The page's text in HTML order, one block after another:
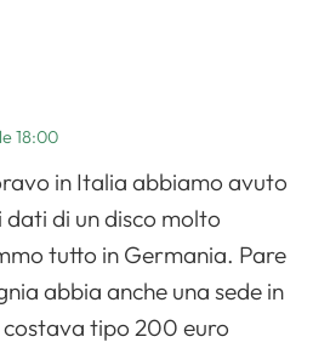
18:00
in Italia abbiamo avuto
di un disco molto
tutto in Germania. Pare
abbia anche una sede in
costava tipo 200 euro